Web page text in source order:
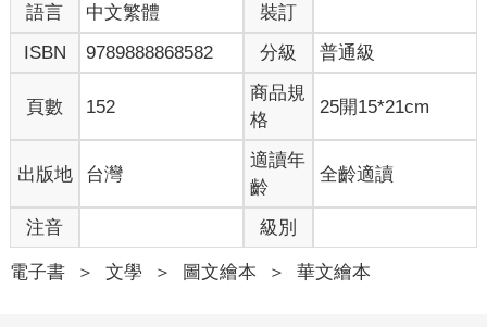
語言 中文繁體
裝訂
ISBN
9789888868582 分級 普通級
頁數 152
商品規
格
25開15*21cm
出版地 台灣
適讀年
齡
全齡適讀
注音 級別
電子書 ＞ 文學 ＞ 圖文繪本 ＞ 華文繪本